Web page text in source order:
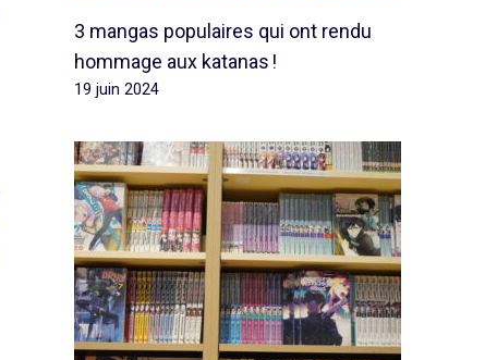
3 mangas populaires qui ont rendu
hommage aux katanas !
19 juin 2024